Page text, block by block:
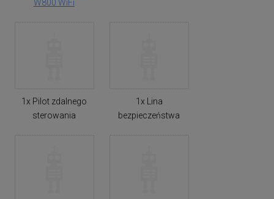
W800 WiFi
1x Pilot zdalnego
sterowania
1x Lina
bezpieczeństwa